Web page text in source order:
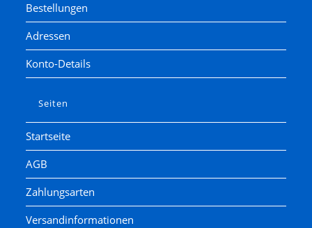
Liliput
Lima
Lorenz
luetke modellarchitektur
Märklin
Marks
Matchbox
Minitrix
Modellbahn Union
Noch
Bestellungen
Adressen
Konto-Details
Seiten
Startseite
AGB
Zahlungsarten
Versandinformationen